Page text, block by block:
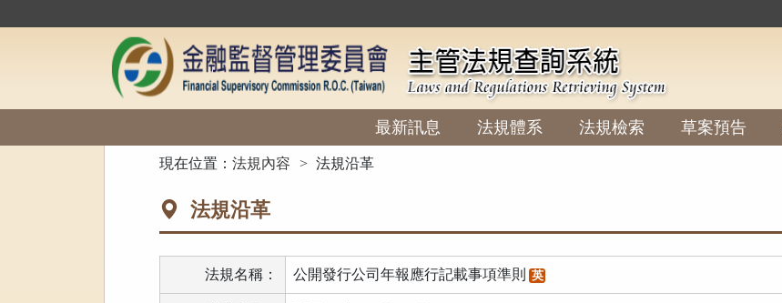
到
最新訊息 法規體系 法規檢索 草案預告
現在位置：法規內容 法規沿革
法規沿革
法規名稱： 公開發行公司年報應行記載事項準則 英